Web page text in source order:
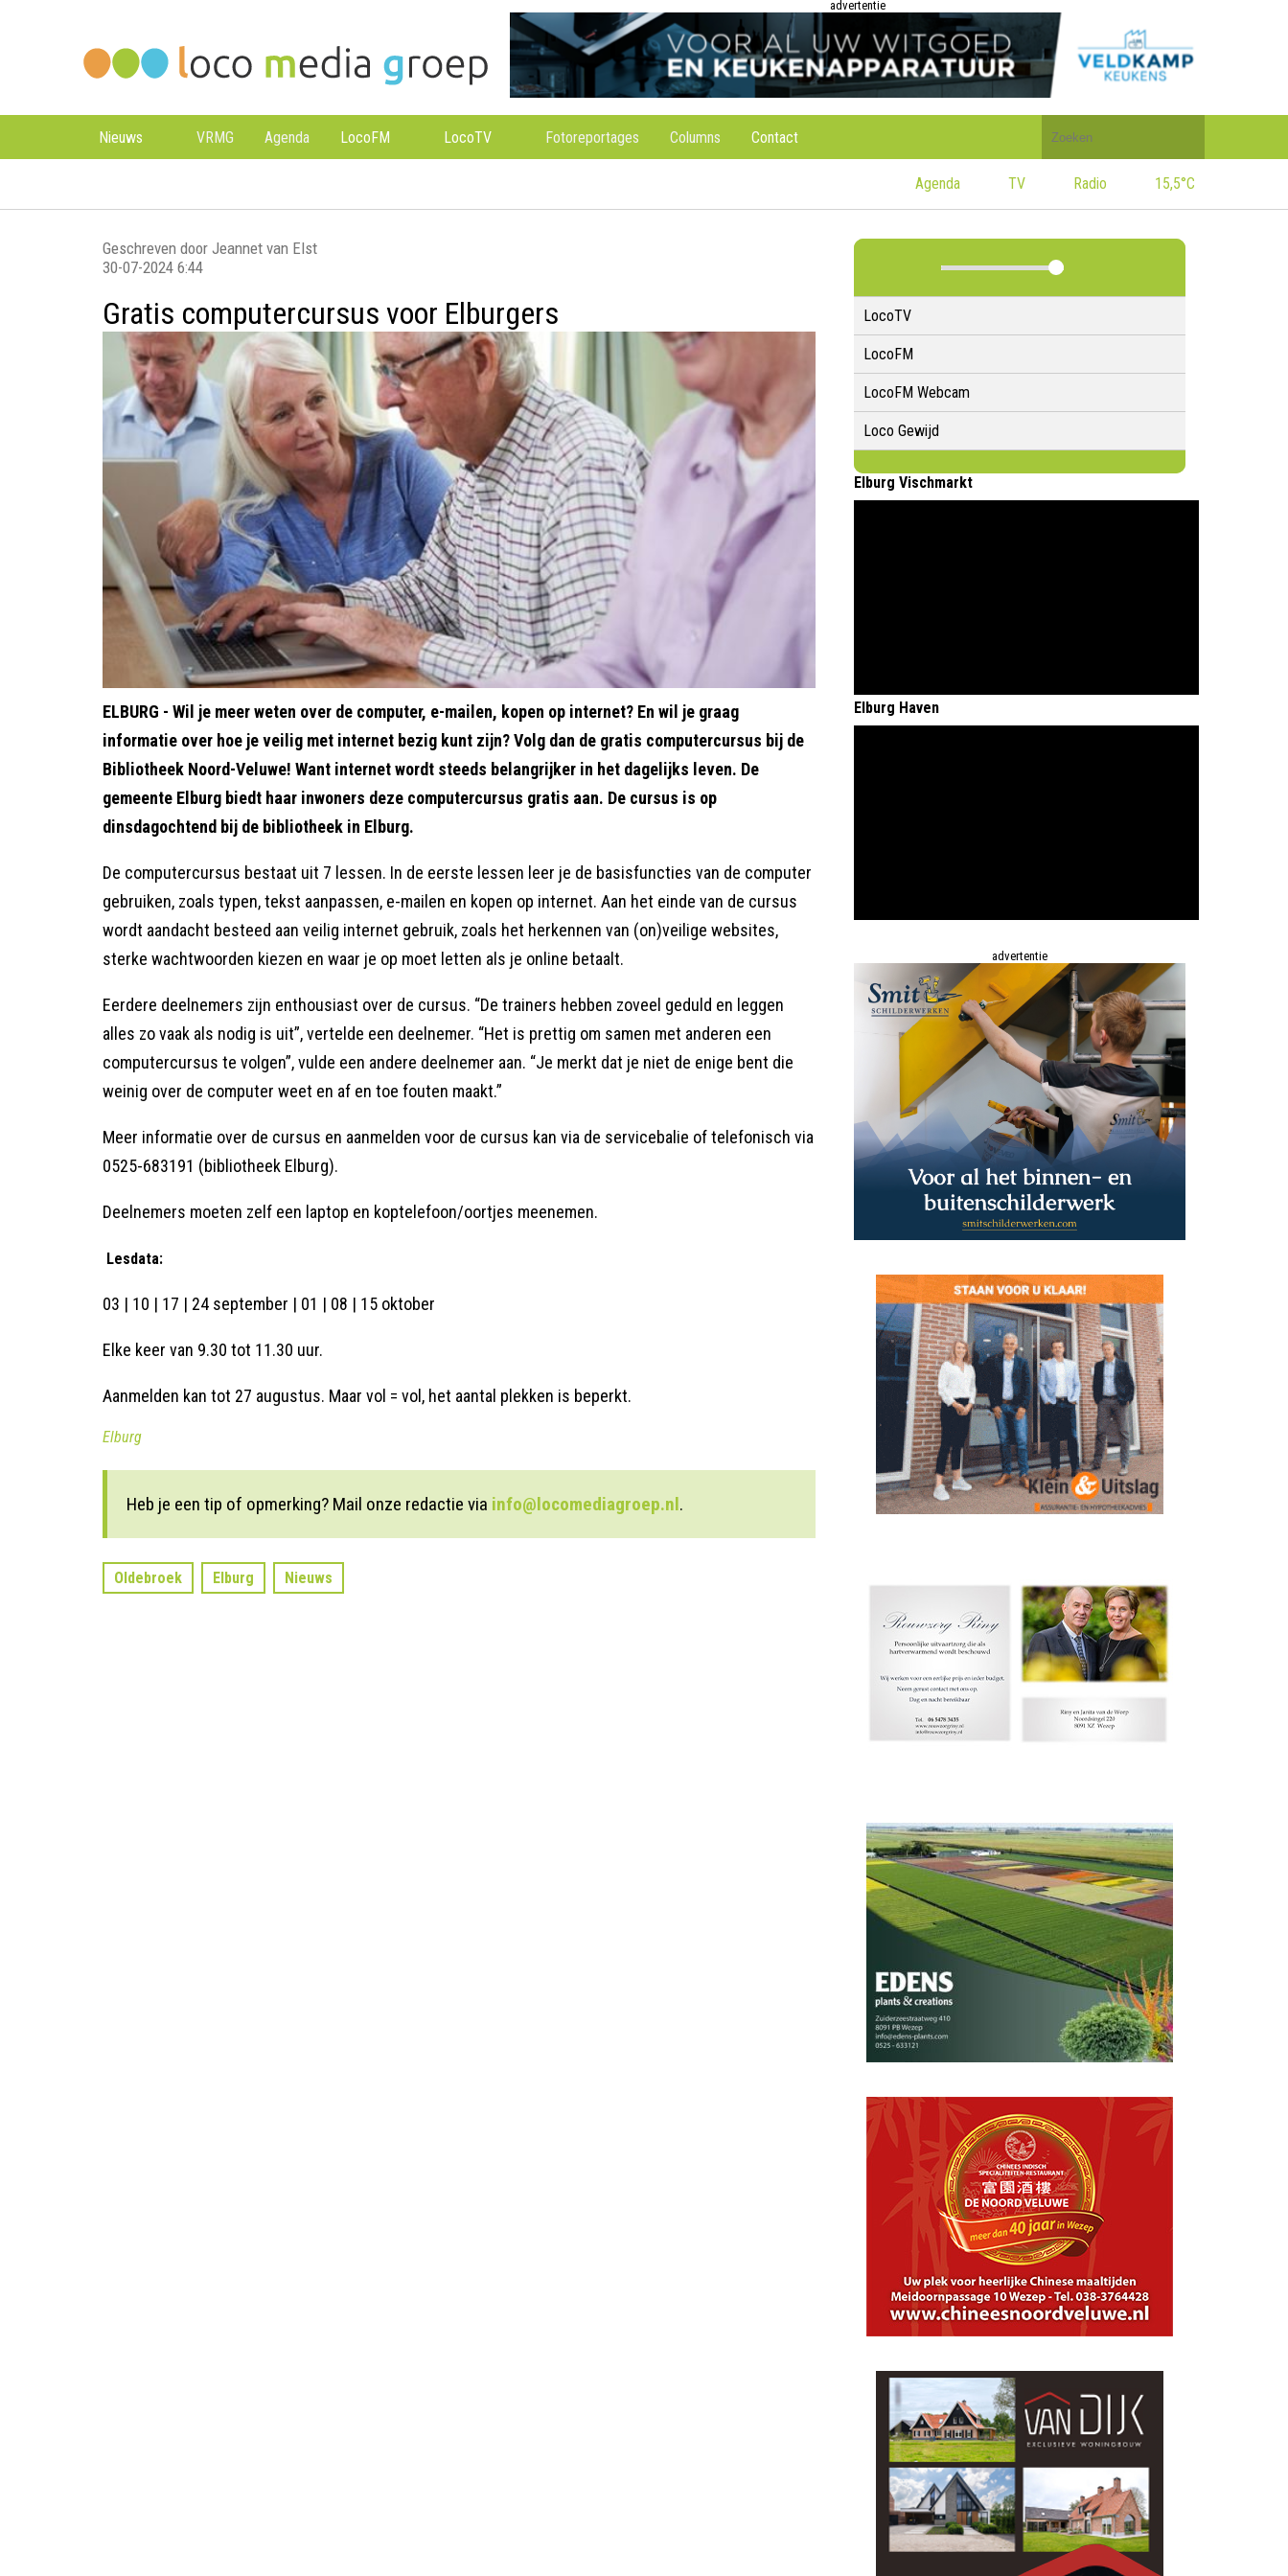
advertentie
Nieuws VRMG Agenda LocoFM LocoTV Fotoreportages Columns Contact
de
website
Agenda
TV Radio 15,5°C
Geschreven door Jeannet van Elst
30-07-2024 6:44
Gratis computercursus voor Elburgers
ELBURG - Wil je meer weten over de computer, e-mailen, kopen op internet? En wil je graag
informatie over hoe je veilig met internet bezig kunt zijn? Volg dan de gratis computercursus bij de
Bibliotheek Noord-Veluwe! Want internet wordt steeds belangrijker in het dagelijks leven. De
gemeente Elburg biedt haar inwoners deze computercursus gratis aan. De cursus is op
dinsdagochtend bij de bibliotheek in Elburg.
De computercursus bestaat uit 7 lessen. In de eerste lessen leer je de basisfuncties van de computer
gebruiken, zoals typen, tekst aanpassen, e-mailen en kopen op internet. Aan het einde van de cursus
wordt aandacht besteed aan veilig internet gebruik, zoals het herkennen van (on)veilige websites,
sterke wachtwoorden kiezen en waar je op moet letten als je online betaalt.
Eerdere deelnemers zijn enthousiast over de cursus. “De trainers hebben zoveel geduld en leggen
alles zo vaak als nodig is uit”, vertelde een deelnemer. “Het is prettig om samen met anderen een
computercursus te volgen”, vulde een andere deelnemer aan. “Je merkt dat je niet de enige bent die
weinig over de computer weet en af en toe fouten maakt.”
Meer informatie over de cursus en aanmelden voor de cursus kan via de servicebalie of telefonisch via
0525-683191 (bibliotheek Elburg).
Deelnemers moeten zelf een laptop en koptelefoon/oortjes meenemen.
Lesdata:
03 | 10 | 17 | 24 september | 01 | 08 | 15 oktober
Elke keer van 9.30 tot 11.30 uur.
Aanmelden kan tot 27 augustus. Maar vol = vol, het aantal plekken is beperkt.
Elburg
Heb je een tip of opmerking? Mail onze redactie via info@locomediagroep.nl.
Oldebroek Elburg Nieuws
LocoTV
LocoFM
LocoFM Webcam
Loco Gewijd
Elburg Vischmarkt
Elburg Haven
advertentie